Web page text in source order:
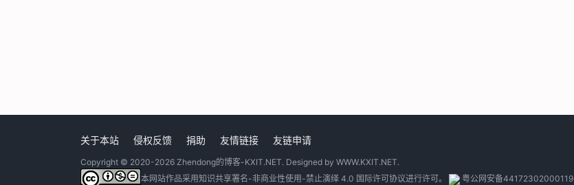
关于本站 侵权反馈 捐助 友情链接 友链申请
Copyright © 2020-2026 Zhendong的博客-KXIT.NET. Designed by WWW.KXIT.NET.
本网站作品采用知识共享署名-非商业性使用-禁止演绎 4.0 国际许可协议进行许可。 粤公网安备44172302000119